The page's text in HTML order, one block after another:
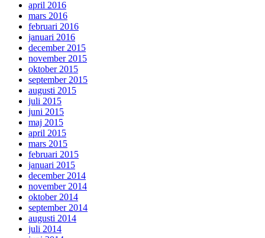
april 2016
mars 2016
februari 2016
januari 2016
december 2015
november 2015
oktober 2015
september 2015
augusti 2015
juli 2015
juni 2015
maj 2015
april 2015
mars 2015
februari 2015
januari 2015
december 2014
november 2014
oktober 2014
september 2014
augusti 2014
juli 2014